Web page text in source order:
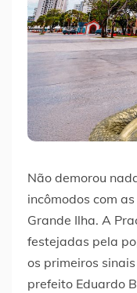
Não demorou
incômodos com
Grande Ilha. A
festejadas pela
os primeiros
prefeito Eduardo